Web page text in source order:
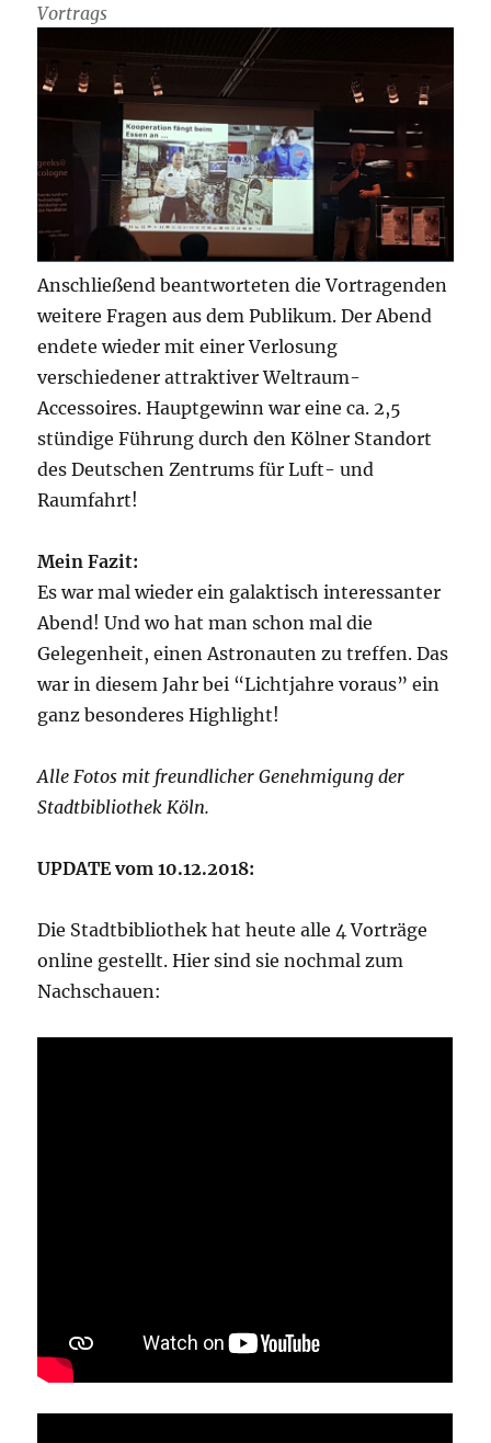
Vortrags
Anschließend beantworteten die Vortragenden
weitere Fragen aus dem Publikum. Der Abend
endete wieder mit einer Verlosung
verschiedener attraktiver Weltraum-
Accessoires. Hauptgewinn war eine ca. 2,5
stündige Führung durch den Kölner Standort
des Deutschen Zentrums für Luft- und
Raumfahrt!
Mein Fazit:
Es war mal wieder ein galaktisch interessanter
Abend! Und wo hat man schon mal die
Gelegenheit, einen Astronauten zu treffen. Das
war in diesem Jahr bei “Lichtjahre voraus” ein
ganz besonderes Highlight!
Alle Fotos mit freundlicher Genehmigung der
Stadtbibliothek Köln.
UPDATE vom 10.12.2018:
Die Stadtbibliothek hat heute alle 4 Vorträge
online gestellt. Hier sind sie nochmal zum
Nachschauen: